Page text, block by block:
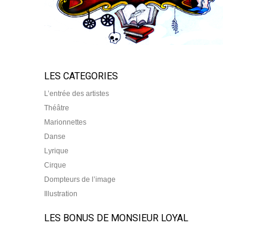
LES CATEGORIES
L’entrée des artistes
Théâtre
Marionnettes
Danse
Lyrique
Cirque
Dompteurs de l’image
Illustration
LES BONUS DE MONSIEUR LOYAL